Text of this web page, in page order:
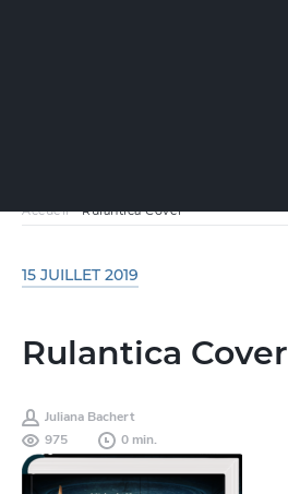
Accueil-Rulantica Cover
15 JUILLET 2019
Rulantica Cover
Juliana Bachert
975
0 min.